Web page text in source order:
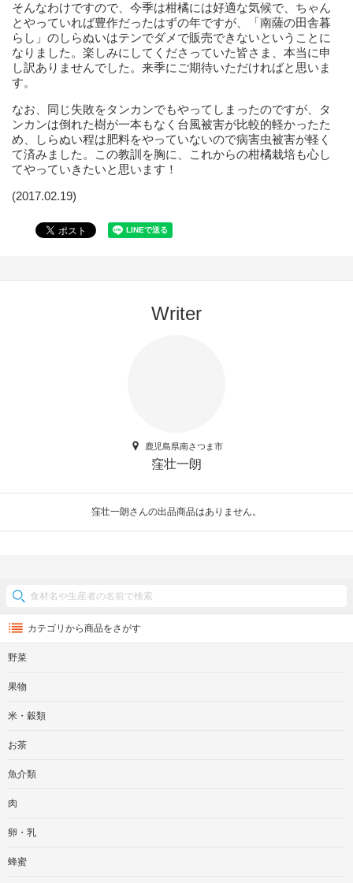
そんなわけですので、今季は柑橘には好適な気候で、ちゃん
とやっていれば豊作だったはずの年ですが、「南薩の田舎暮
らし」のしらぬいはテンでダメで販売できないということに
なりました。楽しみにしてくださっていた皆さま、本当に申
し訳ありませんでした。来季にご期待いただければと思いま
す。
なお、同じ失敗をタンカンでもやってしまったのですが、タ
ンカンは倒れた樹が一本もなく台風被害が比較的軽かったた
め、しらぬい程は肥料をやっていないので病害虫被害が軽く
て済みました。この教訓を胸に、これからの柑橘栽培も心し
てやっていきたいと思います！
(2017.02.19)
Writer
鹿児島県南さつま市
窪壮一朗
窪壮一朗さんの出品商品はありません。
カテゴリから商品をさがす
野菜
果物
米・穀類
お茶
魚介類
肉
卵・乳
蜂蜜